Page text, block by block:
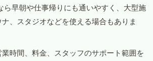
ら早朝や仕事帰りにも通いやすく、大型施
、スタジオなどを使える場合もありま
時間、料金、スタッフのサポート範囲を